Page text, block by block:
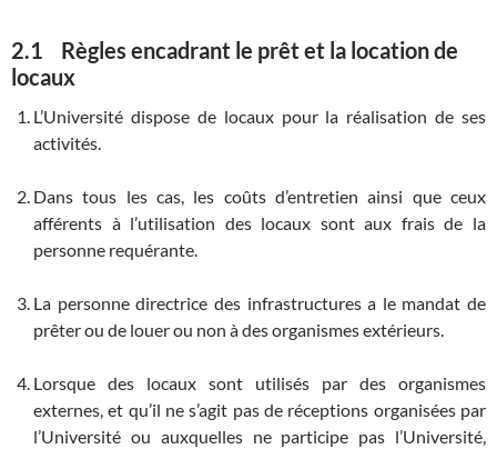
2.1 Règles encadrant le prêt et la location de
locaux
L’Université dispose de locaux pour la réalisation de ses
activités.
Dans tous les cas, les coûts d’entretien ainsi que ceux
afférents à l’utilisation des locaux sont aux frais de la
personne requérante.
La personne directrice des infrastructures a le mandat de
prêter ou de louer ou non à des organismes extérieurs.
Lorsque des locaux sont utilisés par des organismes
externes, et qu’il ne s’agit pas de réceptions organisées par
l’Université ou auxquelles ne participe pas l’Université,